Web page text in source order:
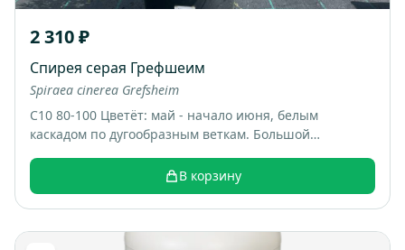
2 310 ₽
Спирея серая Грефшеим
Spiraea cinerea Grefsheim
С10 80-100 Цветёт: май - начало июня, белым
каскадом по дугообразным веткам. Большой
цветами, выглядит как “белый фонтан”. Итоговый
размер: примерно 1,5-2 м высотой и шириной.
В корзину